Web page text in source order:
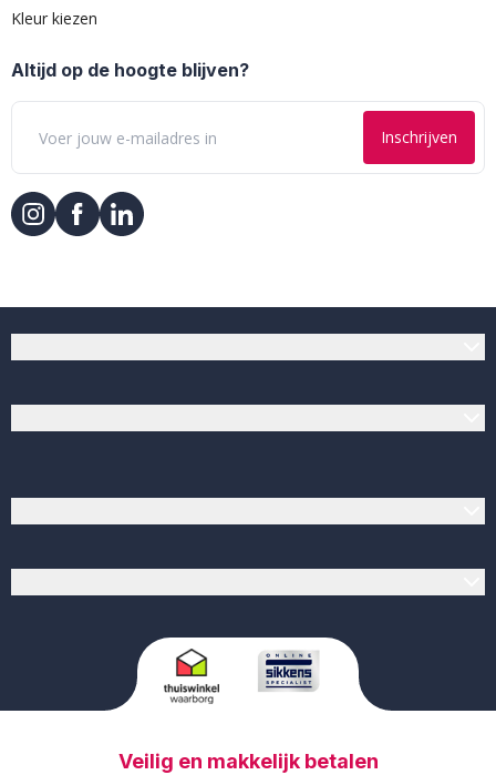
Kleur kiezen
Altijd op de hoogte blijven?
Inschrijven
Veilig en makkelijk betalen